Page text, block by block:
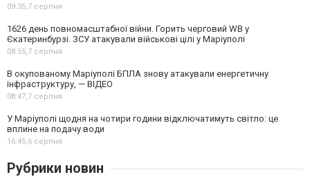
09:35,7 серпня
1626 день повномасштабної війни. Горить черговий WB у
Єкатеринбурзі. ЗСУ атакували військові цілі у Маріуполі
08:55,7 серпня
В окупованому Маріуполі БПЛА знову атакували енергетичну
інфраструктуру, — ВІДЕО
08:47,7 серпня
У Маріуполі щодня на чотири години відключатимуть світло: це
вплине на подачу води
16:45,6 серпня
Рубрики новин